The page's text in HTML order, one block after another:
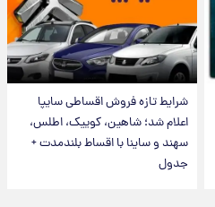
شرایط تازه فروش اقساطی سایپا
اعلام شد؛ شاهین، کوییک، اطلس،
سهند و ساینا با اقساط بلندمدت +
جدول